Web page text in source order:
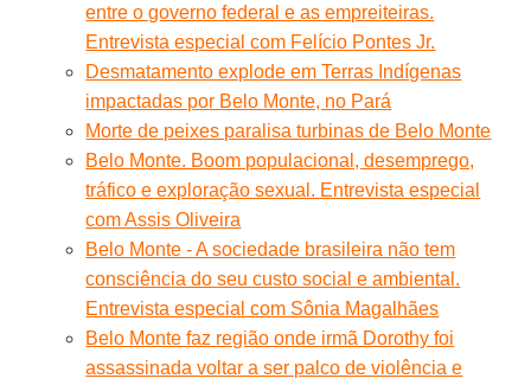
entre o governo federal e as empreiteiras.
Entrevista especial com Felício Pontes Jr.
Desmatamento explode em Terras Indígenas
impactadas por Belo Monte, no Pará
Morte de peixes paralisa turbinas de Belo Monte
Belo Monte. Boom populacional, desemprego,
tráfico e exploração sexual. Entrevista especial
com Assis Oliveira
Belo Monte - A sociedade brasileira não tem
consciência do seu custo social e ambiental.
Entrevista especial com Sônia Magalhães
Belo Monte faz região onde irmã Dorothy foi
assassinada voltar a ser palco de violência e